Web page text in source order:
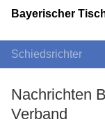
Bayerischer
Schiedsrichter
Nachrichten
Verband